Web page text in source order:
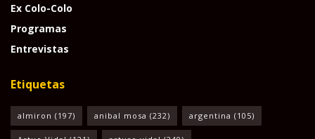
Ex Colo-Colo
Programas
Entrevistas
Etiquetas
almiron (197) anibal mosa (232) argentina (105)